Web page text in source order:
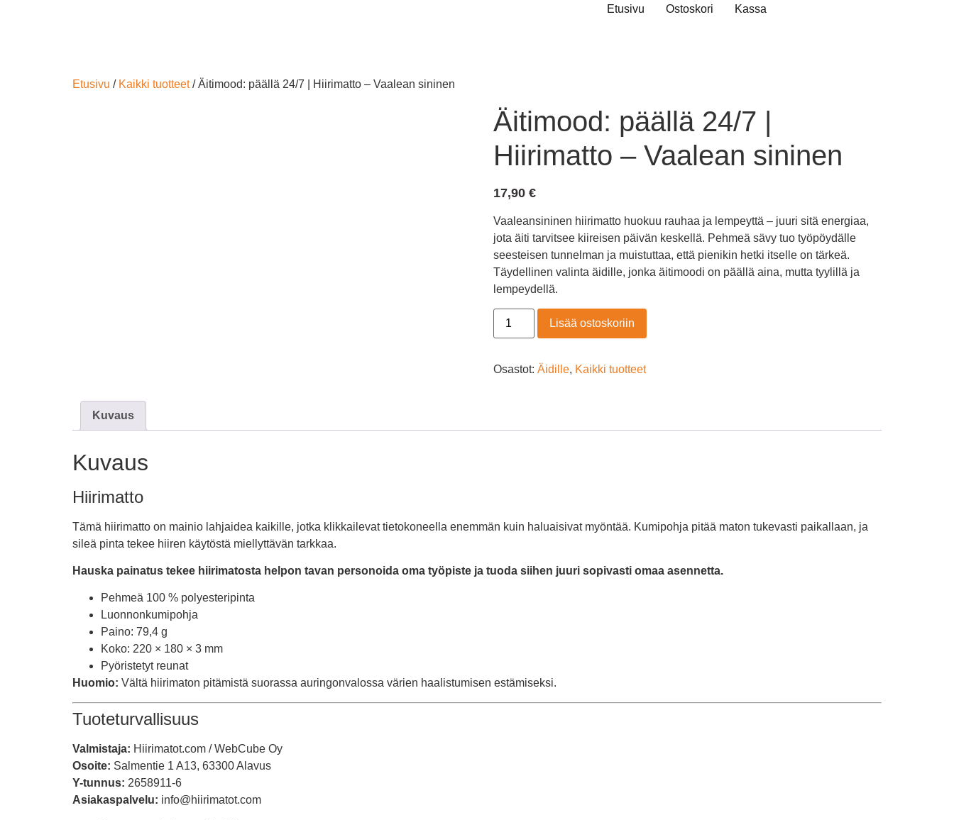
Etusivu Ostoskori Kassa
Etusivu / Kaikki tuotteet/ Äitimood: päällä 24/7 | Hiirimatto – Vaalean sininen
Äitimood: päällä 24/7 |
Hiirimatto – Vaalean sininen
17,90 €
Vaaleansininen hiirimatto huokuu rauhaa ja lempeyttä – juuri sitä energiaa,
jota äiti tarvitsee kiireisen päivän keskellä. Pehmeä sävy tuo työpöydälle
seesteisen tunnelman ja muistuttaa, että pienikin hetki itselle on tärkeä.
Täydellinen valinta äidille, jonka äitimoodi on päällä aina, mutta tyylillä ja
lempeydellä.
Lisää ostoskoriin
Osastot: Äidille, Kaikki tuotteet
Kuvaus
Kuvaus
Hiirimatto
Tämä hiirimatto on mainio lahjaidea kaikille, jotka klikkailevat tietokoneella enemmän kuin haluaisivat myöntää. Kumipohja pitää maton tukevasti paikallaan, ja
sileä pinta tekee hiiren käytöstä miellyttävän tarkkaa.
Hauska painatus tekee hiirimatosta helpon tavan personoida oma työpiste ja tuoda siihen juuri sopivasti omaa asennetta.
Pehmeä 100 % polyesteripinta
Luonnonkumipohja
Paino: 79,4 g
Koko: 220 × 180 × 3 mm
Pyöristetyt reunat
Huomio: Vältä hiirimaton pitämistä suorassa auringonvalossa värien haalistumisen estämiseksi.
Tuoteturvallisuus
Valmistaja: Hiirimatot.com / WebCube Oy
Osoite: Salmentie 1 A13, 63300 Alavus
Y-tunnus: 2658911-6
Asiakaspalvelu: info@hiirimatot.com